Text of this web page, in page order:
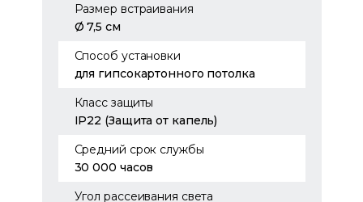
Размер встраивания
Ø 7,5 см
Способ установки
для гипсокартонного потолка
Класс защиты
IP22 (Защита от капель)
Средний срок службы
30 000 часов
Угол рассеивания света